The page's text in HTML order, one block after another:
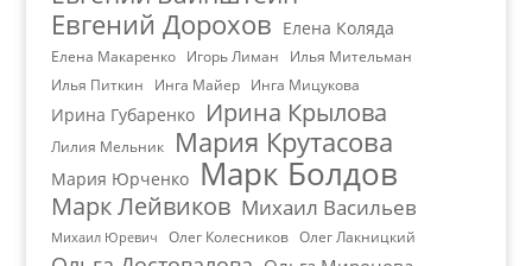
Евгений Дорохов Елена Коляда
Елена Макаренко Игорь Лиман
Илья Мительман
Илья Питкин
Инга Майер Инга Мицукова
Ирина Губаренко Ирина Крылова
Лилия Мельник Мария Крутасова
Мария Юрченко Марк Болдов
Марк Лейвиков Михаил Васильев
Михаил Юревич Олег Колесников Олег Лакницкий